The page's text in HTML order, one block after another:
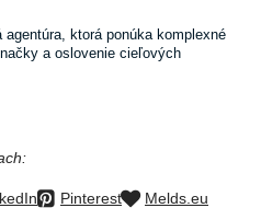
agentúra, ktorá ponúka komplexné
a oslovenie cieľových
Pinterest
Melds.eu